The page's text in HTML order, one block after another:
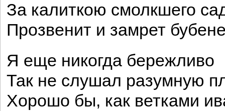
За калиткою смолкшего
Прозвенит и замрет
Я еще никогда бережливо
Так не слушал разумную
Хорошо бы, как ветками